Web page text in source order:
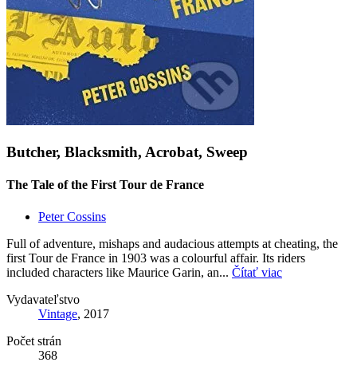
Butcher, Blacksmith, Acrobat, Sweep
The Tale of the First Tour de France
Peter Cossins
Full of adventure, mishaps and audacious attempts at cheating, the
first Tour de France in 1903 was a colourful affair. Its riders
included characters like Maurice Garin, an... Čítať viac
Vydavateľstvo
Vintage, 2017
Počet strán
368